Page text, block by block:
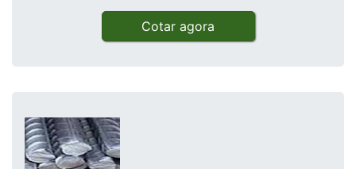
Cotar agora